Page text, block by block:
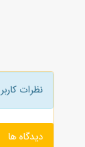
نظرات
دیدگاه ها